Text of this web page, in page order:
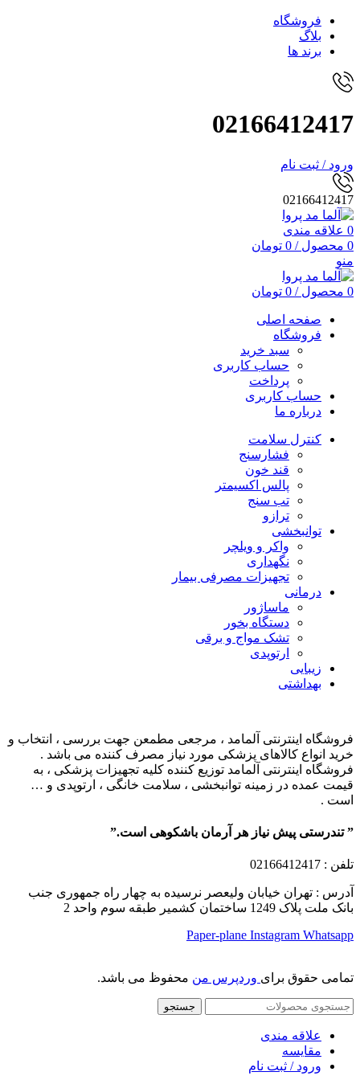
فروشگاه
بلاگ
برند ها
02166412417
ورود / ثبت نام
02166412417
0 علاقه مندی
0 محصول /
0 تومان
منو
0 محصول /
0 تومان
صفحه اصلی
فروشگاه
سبد خرید
حساب کاربری
پرداخت
حساب کاربری
درباره ما
کنترل سلامت
فشارسنج
قند خون
پالس اکسیمتر
تب سنج
ترازو
توانبخشی
واکر و ویلچر
نگهداری
تجهیزات مصرفی بیمار
درمانی
ماساژور
دستگاه بخور
تشک مواج و برقی
ارتوپدی
زیبایی
بهداشتی
فروشگاه اینترنتی آلمامد ، مرجعی مطمعن جهت بررسی ، انتخاب و
خرید انواع کالاهای پزشکی مورد نیاز مصرف کننده می باشد .
فروشگاه اینترنتی آلمامد توزیع کننده کلیه تجهیزات پزشکی ، به
قیمت عمده در زمینه توانبخشی ، سلامت خانگی ، ارتوپدی و …
است .
” تندرستی پیش نیاز هر آرمان باشکوهی است.”
تلفن : 02166412417
آدرس : تهران خیابان ولیعصر نرسیده به چهار راه جمهوری جنب
بانک ملت پلاک 1249 ساختمان کشمیر طبقه سوم واحد 2
Paper-plane Instagram Whatsapp
تمامی حقوق برای وردپرس من محفوظ می باشد.
جستجو
علاقه مندی
مقایسه
ورود / ثبت نام